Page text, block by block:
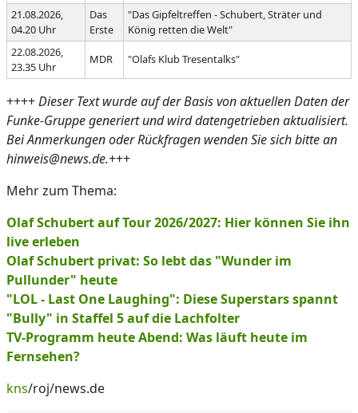
21.08.2026,
04.20 Uhr
Das
Erste
"Das Gipfeltreffen - Schubert, Sträter und
König retten die Welt"
22.08.2026,
23.35 Uhr
MDR "Olafs Klub Tresentalks"
++++Dieser Text wurde auf der Basis von aktuellen Daten der
Funke-Gruppe generiert und wird datengetrieben aktualisiert.
Bei Anmerkungen oder Rückfragen wenden Sie sich bitte an
hinweis@news.de.+++
Mehr zum Thema:
Olaf Schubert auf Tour 2026/2027: Hier können Sie ihn
live erleben
Olaf Schubert privat: So lebt das "Wunder im
Pullunder" heute
"LOL - Last One Laughing": Diese Superstars spannt
"Bully" in Staffel 5 auf die Lachfolter
TV-Programm heute Abend: Was läuft heute im
Fernsehen?
kns/roj/news.de